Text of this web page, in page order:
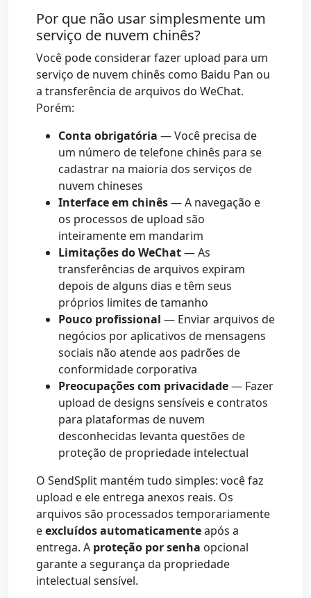
Por que não usar simplesmente um
serviço de nuvem chinês?
Você pode considerar fazer upload para um
serviço de nuvem chinês como Baidu Pan ou
a transferência de arquivos do WeChat.
Porém:
Conta obrigatória — Você precisa de
um número de telefone chinês para se
cadastrar na maioria dos serviços de
nuvem chineses
Interface em chinês— A navegação e
os processos de upload são
inteiramente em mandarim
Limitações do WeChat— As
transferências de arquivos expiram
depois de alguns dias e têm seus
próprios limites de tamanho
Pouco profissional — Enviar arquivos de
negócios por aplicativos de mensagens
sociais não atende aos padrões de
conformidade corporativa
Preocupações com privacidade— Fazer
upload de designs sensíveis e contratos
para plataformas de nuvem
desconhecidas levanta questões de
proteção de propriedade intelectual
O SendSplit mantém tudo simples: você faz
upload e ele entrega anexos reais. Os
arquivos são processados temporariamente
eexcluídos automaticamenteapós a
entrega. A proteção por senha opcional
garante a segurança da propriedade
intelectual sensível.